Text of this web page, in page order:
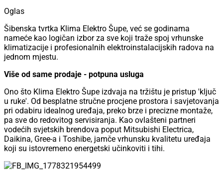
Oglas
Šibenska tvrtka Klima Elektro Šupe, već se godinama
nameće kao logičan izbor za sve koji traže spoj vrhunske
klimatizacije i profesionalnih elektroinstalacijskih radova na
jednom mjestu.
Više od same prodaje - potpuna usluga
Ono što Klima Elektro Šupe izdvaja na tržištu je pristup 'ključ
u ruke'. Od besplatne stručne procjene prostora i savjetovanja
pri odabiru idealnog uređaja, preko brze i precizne montaže,
pa sve do redovitog servisiranja. Kao ovlašteni partneri
vodećih svjetskih brendova poput Mitsubishi Electrica,
Daikina, Gree-a i Toshibe, jamče vrhunsku kvalitetu uređaja
koji su istovremeno energetski učinkoviti i tihi.